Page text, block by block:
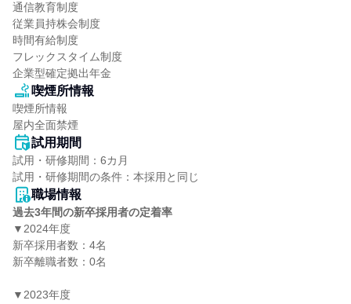
通信教育制度
従業員持株会制度
時間有給制度
フレックスタイム制度
企業型確定拠出年金
喫煙所情報
喫煙所情報
屋内全面禁煙
試用期間
試用・研修期間：6カ月
職場情報
過去3年間の新卒採用者の定着率
▼2024年度
新卒採用者数：4名
新卒離職者数：0名
▼2023年度